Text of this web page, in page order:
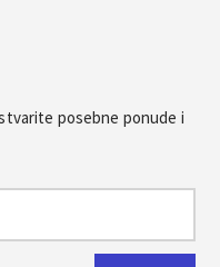
posebne ponude i